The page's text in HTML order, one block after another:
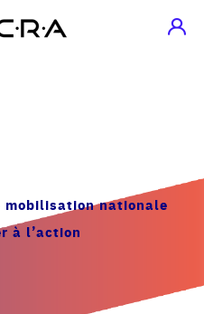
mobilisation nationale
à l’action